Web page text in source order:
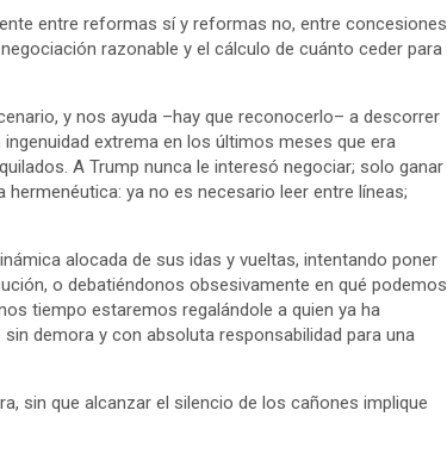
entre reformas sí y reformas no, entre concesiones
razonable y el cálculo de cuánto ceder para
y nos ayuda –hay que reconocerlo– a descorrer
extrema en los últimos meses que era
A Trump nunca le interesó negociar; solo ganar
ya no es necesario leer entre líneas;
alocada de sus idas y vueltas, intentando poner
o debatiéndonos obsesivamente en qué podemos
tiempo estaremos regalándole a quien ya ha
demora y con absoluta responsabilidad para una
sin que alcanzar el silencio de los cañones implique